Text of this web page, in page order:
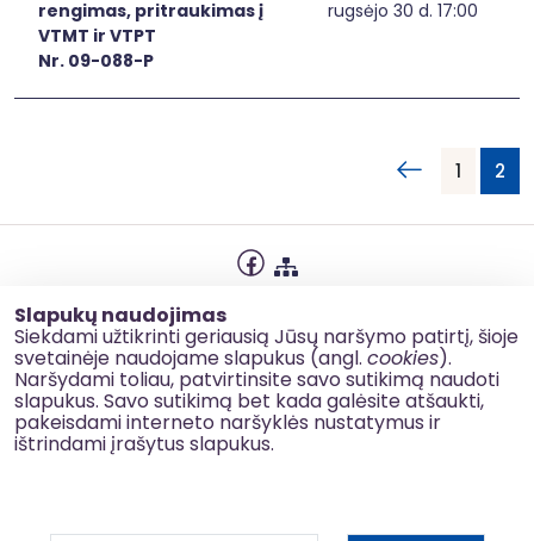
Slapukų naudojimas
Siekdami užtikrinti geriausią Jūsų naršymo patirtį, šioje
svetainėje naudojame slapukus (angl. cookies).
Naršydami toliau, patvirtinsite savo sutikimą naudoti
slapukus. Savo sutikimą bet kada galėsite atšaukti,
pakeisdami interneto naršyklės nustatymus ir
ištrindami įrašytus slapukus.
rengimas, pritraukimas į
VTMT ir VTPT
Nr. 09-088-P
rugsėjo 30 d. 17:00
1 2
Slapukų naudojimas
Korupcijos prevencija
Kontaktai